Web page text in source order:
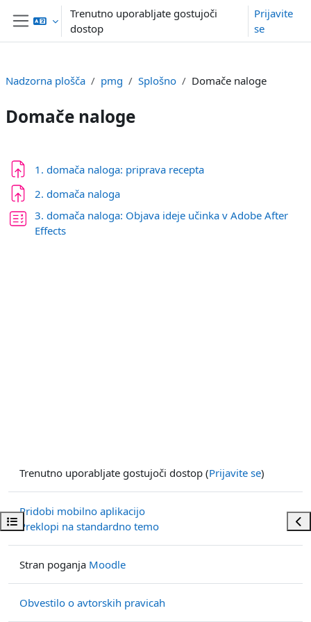
Preskoči na glavno vsebino
Stransko polje
Trenutno uporabljate gostujoči
dostop
Prijavite
se
Odpri kazalo predmeta
Nadzorna plošča pmg Splošno Domače naloge
Domače naloge
Osnutek odseka
1. domača naloga: priprava recepta
2. domača naloga
3. domača naloga: Objava ideje učinka v Adobe After
EffectsKviz
Trenutno uporabljate gostujoči dostop (Prijavite se)
Pridobi mobilno aplikacijo
Preklopi na standardno temo
Stran poganja Moodle
Obvestilo o avtorskih pravicah